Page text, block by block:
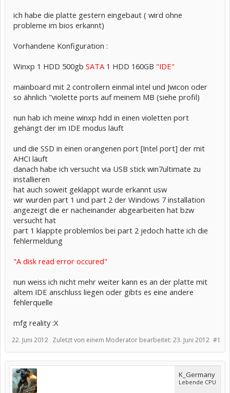
ich habe die platte gestern eingebaut ( wird ohne
probleme im bios erkannt)
Vorhandene Konfiguration :
Winxp 1 HDD 500gb SATA 1 HDD 160GB "IDE"
mainboard mit 2 controllern einmal intel und Jwicon oder
so ähnlich "violette ports auf meinem MB (siehe profil)
nun hab ich meine winxp hdd in einen violetten port
gehängt der im IDE modus läuft
und die SSD in einen orangenen port [Intel port] der mit
AHCI läuft
danach habe ich versucht via USB stick win7ultimate zu
installieren
hat auch soweit geklappt wurde erkannt usw
wir wurden part 1 und part 2 der Windows 7 installation
angezeigt die er nacheinander abgearbeiten hat bzw
versucht hat
part 1 klappte problemlos bei part 2 jedoch hatte ich die
fehlermeldung
"A disk read error occured"
nun weiss ich nicht mehr weiter kann es an der platte mit
altem IDE anschluss liegen oder gibts es eine andere
fehlerquelle
mfg reality :X
#1
22. Juni 2012 Zuletzt von einem Moderator bearbeitet: 23. Juni 2012
K_Germany
Lebende CPU